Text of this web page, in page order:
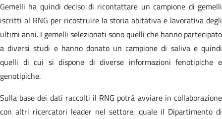
Gemelli ha quindi deciso di ricontattare un campione di gemelli
iscritti al RNG per ricostruire la storia abitativa e lavorativa degli
ultimi anni. I gemelli selezionati sono quelli che hanno partecipato
a diversi studi e hanno donato un campione di saliva e quindi
quelli di cui si dispone di diverse informazioni fenotipiche e
genotipiche.
Sulla base dei dati raccolti il RNG potrà avviare in collaborazione
con altri ricercatori leader nel settore, quale il Dipartimento di